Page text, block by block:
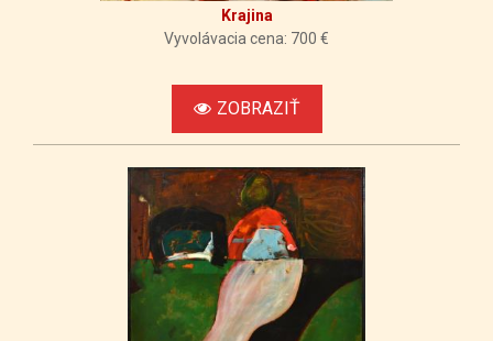
Krajina
Vyvolávacia cena: 700 €
ZOBRAZIŤ